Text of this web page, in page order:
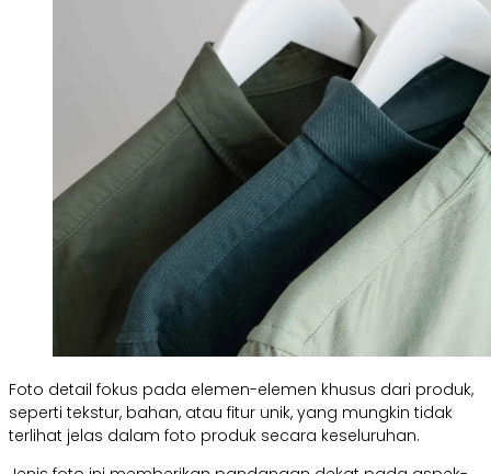
Foto detail fokus pada elemen-elemen khusus dari produk,
seperti tekstur, bahan, atau fitur unik, yang mungkin tidak
terlihat jelas dalam foto produk secara keseluruhan.